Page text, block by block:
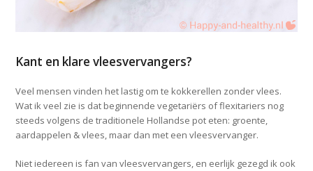
Kant en klare vleesvervangers?
Veel mensen vinden het lastig om te kokkerellen zonder vlees.
Wat ik veel zie is dat beginnende vegetariërs of flexitariers nog
steeds volgens de traditionele Hollandse pot eten: groente,
aardappelen & vlees, maar dan met een vleesvervanger.
Niet iedereen is fan van vleesvervangers, en eerlijk gezegd ik ook